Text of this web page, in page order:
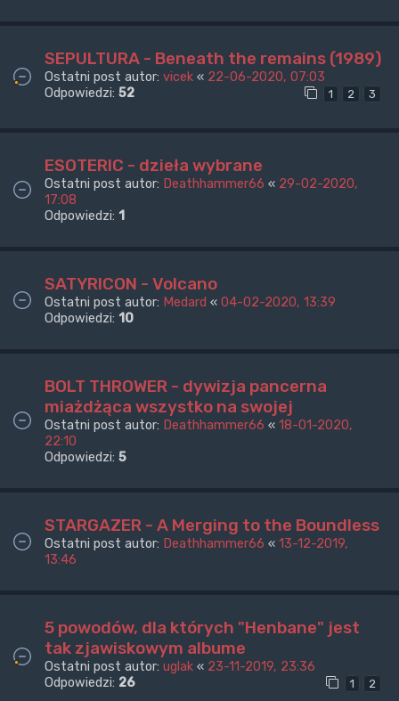
SEPULTURA - Beneath the remains (1989)
Ostatni post autor: vicek « 22-06-2020, 07:03
Odpowiedzi: 52 1 2 3
ESOTERIC - dzieła wybrane
Ostatni post autor: Deathhammer66 « 29-02-2020,
17:08
Odpowiedzi: 1
SATYRICON - Volcano
Ostatni post autor: Medard « 04-02-2020, 13:39
Odpowiedzi: 10
BOLT THROWER - dywizja pancerna
miażdżąca wszystko na swojej
Ostatni post autor: Deathhammer66 « 18-01-2020,
22:10
Odpowiedzi: 5
STARGAZER - A Merging to the Boundless
Ostatni post autor: Deathhammer66 « 13-12-2019,
13:46
5 powodów, dla których "Henbane" jest
tak zjawiskowym albume
Ostatni post autor: uglak « 23-11-2019, 23:36
Odpowiedzi: 26 1 2